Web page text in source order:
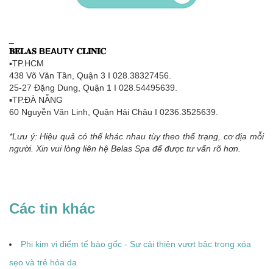
𝐁𝐄𝐋𝐀𝐒 BEAUTY 𝐂𝐋𝐈𝐍𝐈𝐂
▪TP.HCM
438 Võ Văn Tần, Quận 3 I 028.38327456.
25-27 Đặng Dung, Quận 1 I 028.54495639.
▪TP.ĐÀ NẴNG
60 Nguyễn Văn Linh, Quận Hải Châu I 0236.3525639.
*Lưu ý: Hiệu quả có thể khác nhau tùy theo thể trạng, cơ địa mỗi
người. Xin vui lòng liên hệ Belas Spa để được tư vấn rõ hơn.
Các tin khác
Phi kim vi điểm tế bào gốc - Sự cải thiện vượt bậc trong xóa
sẹo và trẻ hóa da